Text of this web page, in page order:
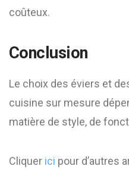
coûteux.
Conclusion
Le choix des éviers et
cuisine sur mesure
matière de style, de
Cliquer ici pour d’autres